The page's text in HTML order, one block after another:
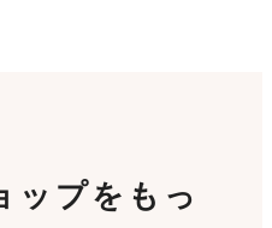
ップをもっ